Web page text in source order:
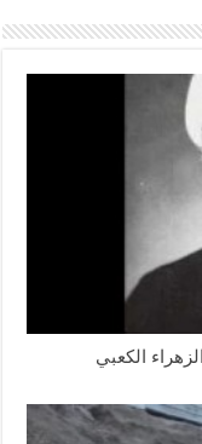
الكعبي